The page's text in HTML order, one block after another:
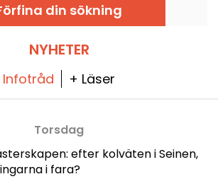
din sökning
NYHETER
Infotråd + Läser
Torsdag
efter kolväten i Seinen,
i fara?